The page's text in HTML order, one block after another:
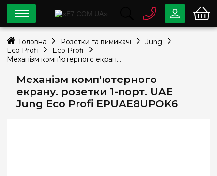
Механізм комп'ютерного
екрану. розетки 1-порт. UAE
Jung Eco Profi EPUAE8UPOK6
0 80033-63-07
Безкоштовно
Viber Telegram
Головна Розетки та вимикачі
Jung
Eco Profi
Eco Profi
Механізм комп'ютерного екрану. розетки 1-порт. UAE Jung Eco Profi EPUAE8UPOK6